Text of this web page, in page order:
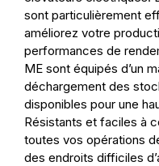
sont particulièrement
améliorez votre
performances de
ME sont équipés d’un
déchargement des
disponibles pour une
Résistants et faciles à
toutes vos opérations
des endroits difficiles